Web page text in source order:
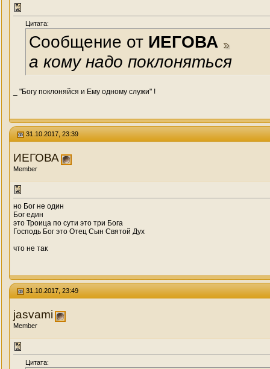
Цитата:
Сообщение от ИЕГОВА
а кому надо поклоняться
_ "Богу поклоняйся и Ему одному служи" !
31.10.2017, 23:39
ИЕГОВА
Member
но Бог не один
Бог един
это Троица по сути это три Бога
Господь Бог это Отец Сын Святой Дух
что не так
31.10.2017, 23:49
jasvami
Member
Цитата: